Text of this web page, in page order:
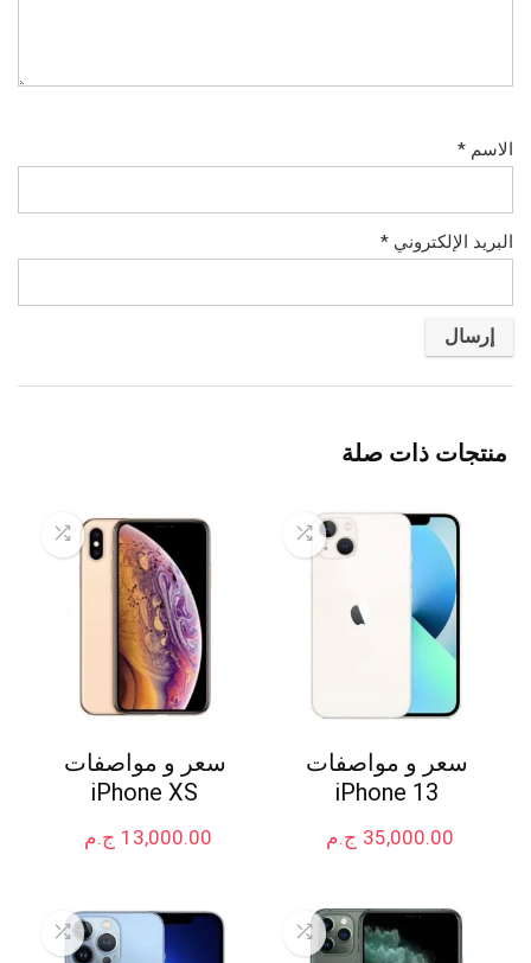
الاسم *
البريد الإلكتروني *
منتجات ذات صلة
سعر و مواصفات
iPhone 13
ج.م 35,000.00
سعر و مواصفات
iPhone XS
ج.م 13,000.00